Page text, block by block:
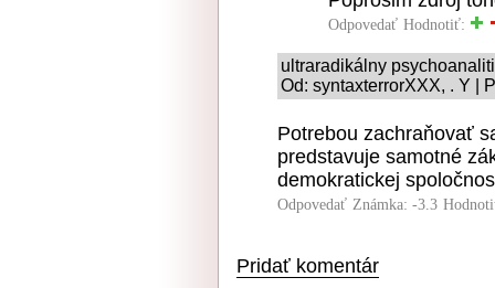
Odpovedať Hodnotiť:
ultraradikálny
Od: syntaxterrorXXX, . Y |
Potrebou zachraňovať
predstavuje samotné
demokratickej
Odpovedať Známka: -3.3
Pridať komentár